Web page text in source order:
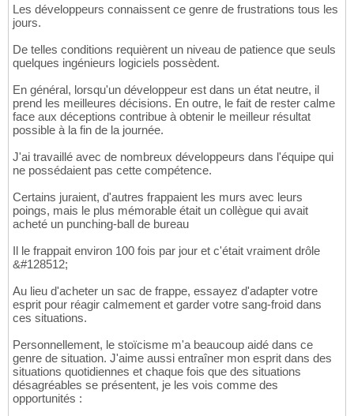
Les développeurs connaissent ce genre de frustrations tous les
jours.
De telles conditions requièrent un niveau de patience que seuls
quelques ingénieurs logiciels possèdent.
En général, lorsqu'un développeur est dans un état neutre, il
prend les meilleures décisions. En outre, le fait de rester calme
face aux déceptions contribue à obtenir le meilleur résultat
possible à la fin de la journée.
J'ai travaillé avec de nombreux développeurs dans l'équipe qui
ne possédaient pas cette compétence.
Certains juraient, d'autres frappaient les murs avec leurs
poings, mais le plus mémorable était un collègue qui avait
acheté un punching-ball de bureau
Il le frappait environ 100 fois par jour et c'était vraiment drôle
&#128512;
Au lieu d'acheter un sac de frappe, essayez d'adapter votre
esprit pour réagir calmement et garder votre sang-froid dans
ces situations.
Personnellement, le stoïcisme m'a beaucoup aidé dans ce
genre de situation. J'aime aussi entraîner mon esprit dans des
situations quotidiennes et chaque fois que des situations
désagréables se présentent, je les vois comme des
opportunités :